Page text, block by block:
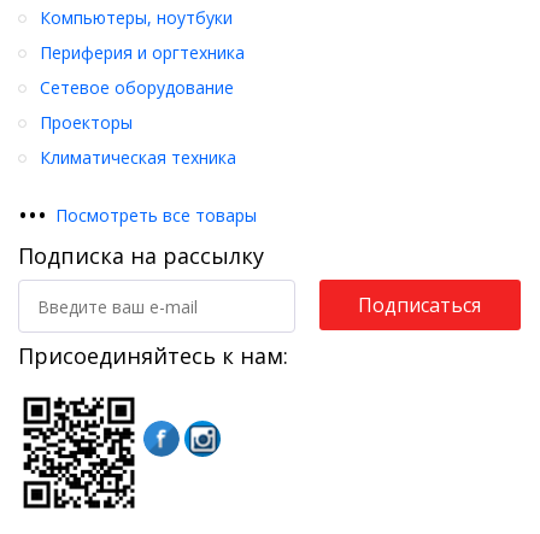
Компьютеры, ноутбуки
Периферия и оргтехника
Сетевое оборудование
Проекторы
Климатическая техника
••• Посмотреть все товары
Подписка на рассылку
Подписаться
Присоединяйтесь к нам: